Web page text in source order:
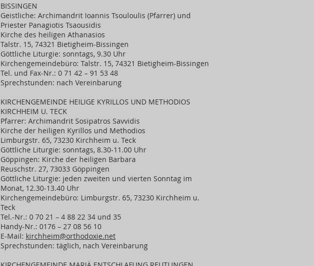
BISSINGEN
Geistliche: Archimandrit Ioannis Tsouloulis (Pfarrer) und
Priester Panagiotis Tsaousidis
Kirche des heiligen Athanasios
Talstr. 15, 74321 Bietigheim-Bissingen
Göttliche Liturgie: sonntags, 9.30 Uhr
Kirchengemeindebüro: Talstr. 15, 74321 Bietigheim-Bissingen
Tel. und Fax-Nr.: 0 71 42 – 91 53 48
Sprechstunden: nach Vereinbarung
KIRCHENGEMEINDE HEILIGE KYRILLOS UND METHODIOS
KIRCHHEIM U. TECK
Pfarrer: Archimandrit Sosipatros Savvidis
Kirche der heiligen Kyrillos und Methodios
Limburgstr. 65, 73230 Kirchheim u. Teck
Göttliche Liturgie: sonntags, 8.30-11.00 Uhr
Göppingen: Kirche der heiligen Barbara
Reuschstr. 27, 73033 Göppingen
Göttliche Liturgie: jeden zweiten und vierten Sonntag im
Monat, 12.30-13.40 Uhr
Kirchengemeindebüro: Limburgstr. 65, 73230 Kirchheim u.
Teck
Tel.-Nr.: 0 70 21 – 4 88 22 34 und 35
Handy-Nr.: 0176 – 27 08 56 10
E-Mail: kirchheim@orthodoxie.net
Sprechstunden: täglich, nach Vereinbarung